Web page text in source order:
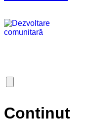
Continut